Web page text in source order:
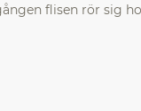
flisen rör sig